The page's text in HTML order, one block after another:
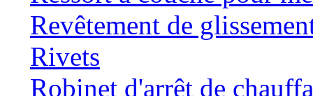
Revêtement de
Rivets
Robinet d'arrêt de